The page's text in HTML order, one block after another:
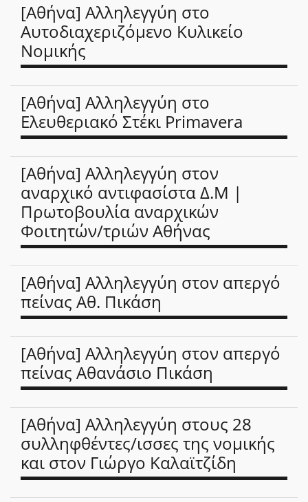
[Αθήνα] Αλληλεγγύη στο
Αυτοδιαχεριζόμενο Κυλικείο
Νομικής
[Αθήνα] Αλληλεγγύη στο
Ελευθεριακό Στέκι Primavera
[Αθήνα] Αλληλεγγύη στον
αναρχικό αντιφασίστα Δ.Μ |
Πρωτοβουλία αναρχικών
Φοιτητών/τριών Αθήνας
[Αθήνα] Αλληλεγγύη στον απεργό
πείνας Αθ. Πικάση
[Αθήνα] Αλληλεγγύη στον απεργό
πείνας Αθανάσιο Πικάση
[Αθήνα] Αλληλεγγύη στους 28
συλληφθέντες/ισσες της νομικής
και στον Γιώργο Καλαϊτζίδη